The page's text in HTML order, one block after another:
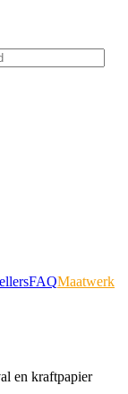
FAQMaatwerk
en kraftpapier